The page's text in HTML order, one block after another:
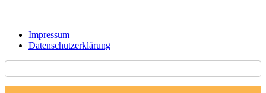
Impressum
Datenschutzerklärung